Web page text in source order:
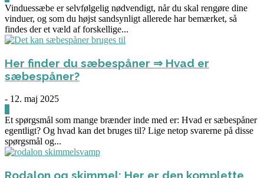
Vinduessæbe er selvfølgelig nødvendigt, når du skal rengøre dine
vinduer, og som du højst sandsynligt allerede har bemærket, så
findes der et væld af forskellige...
Her finder du sæbespåner ⇒ Hvad er
sæbespåner?
- 12. maj 2025
Et spørgsmål som mange brænder inde med er: Hvad er sæbespåner
egentligt? Og hvad kan det bruges til? Lige netop svarerne på disse
spørgsmål og...
Rodalon og skimmel: Her er den komplette